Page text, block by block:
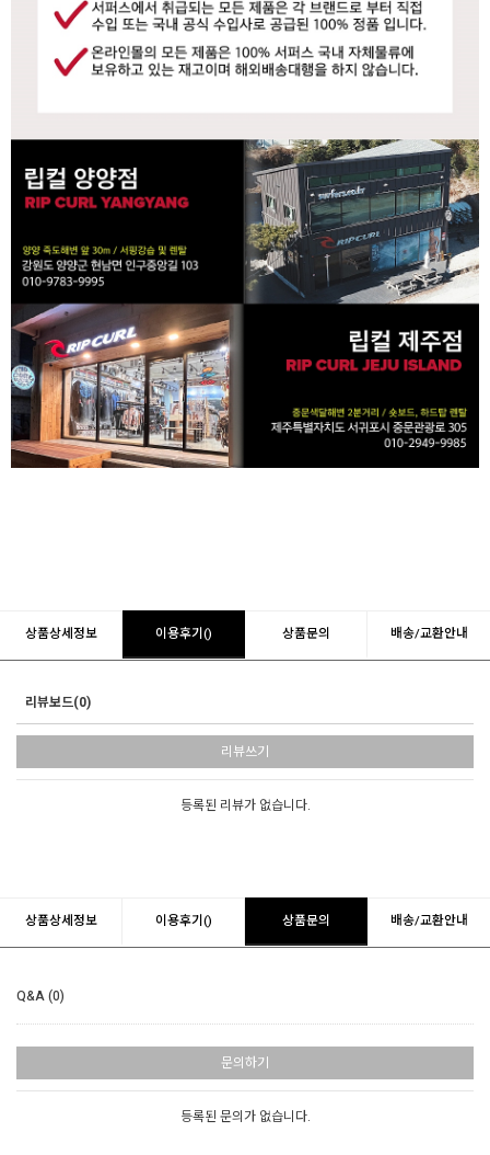
상품상세정보 이용후기() 상품문의 배송/교환안내
리뷰보드(0)
리뷰쓰기
등록된 리뷰가 없습니다.
상품상세정보 이용후기() 상품문의 배송/교환안내
Q&A (0)
문의하기
등록된 문의가 없습니다.